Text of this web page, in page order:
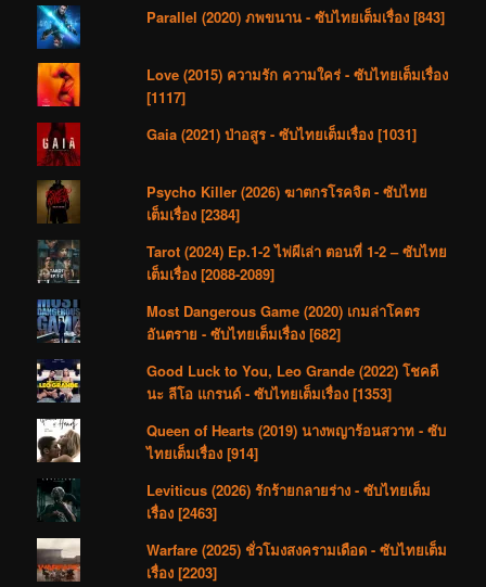
Parallel (2020) ภพขนาน - ซับไทยเต็มเรื่อง [843]
Love (2015) ความรัก ความใคร่ - ซับไทยเต็มเรื่อง
[1117]
Gaia (2021) ป่าอสูร - ซับไทยเต็มเรื่อง [1031]
Psycho Killer (2026) ฆาตกรโรคจิต - ซับไทย
เต็มเรื่อง [2384]
Tarot (2024) Ep.1-2 ไพ่ผีเล่า ตอนที่ 1-2 – ซับไทย
เต็มเรื่อง [2088-2089]
Most Dangerous Game (2020) เกมล่าโคตร
อันตราย - ซับไทยเต็มเรื่อง [682]
Good Luck to You, Leo Grande (2022) โชคดี
นะ ลีโอ แกรนด์ - ซับไทยเต็มเรื่อง [1353]
Queen of Hearts (2019) นางพญาร้อนสวาท - ซับ
ไทยเต็มเรื่อง [914]
Leviticus (2026) รักร้ายกลายร่าง - ซับไทยเต็ม
เรื่อง [2463]
Warfare (2025) ชั่วโมงสงครามเดือด - ซับไทยเต็ม
เรื่อง [2203]